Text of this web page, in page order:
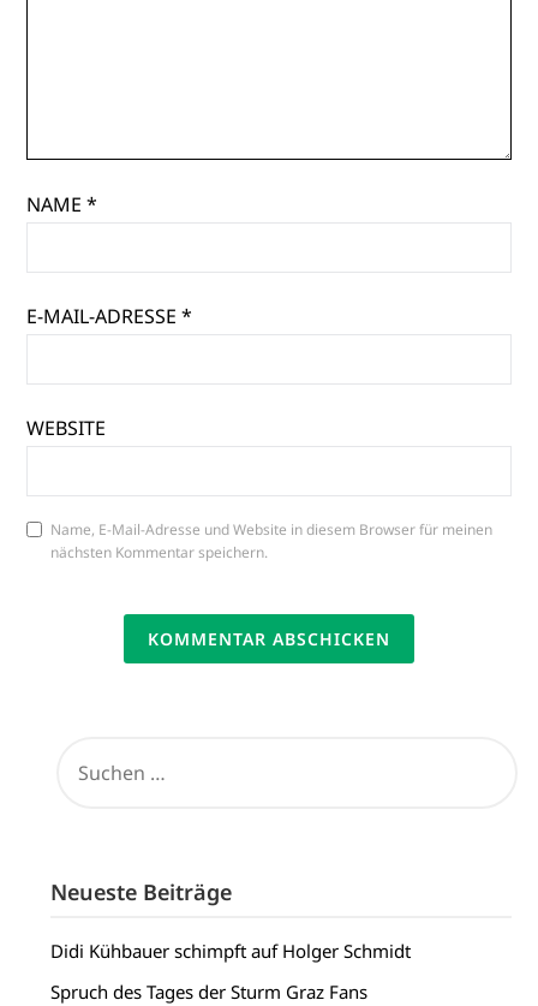
NAME*
E-MAIL-ADRESSE*
WEBSITE
Name, E-Mail-Adresse und Website in diesem Browser für meinen
nächsten Kommentar speichern.
NACH:
Neueste Beiträge
Didi Kühbauer schimpft auf Holger Schmidt
Spruch des Tages der Sturm Graz Fans